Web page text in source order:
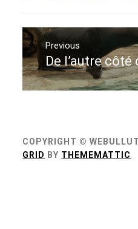
Navigation
de
l’article
Previous
Previous
post:
De l’autre côté
COPYRIGHT ©
GRID BY THEMEMATTIC